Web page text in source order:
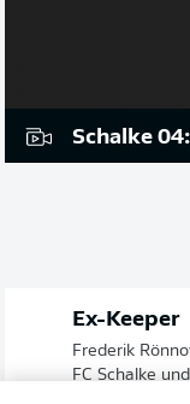
Schalke
Ex-Keeper
Frederik
FC Schalke